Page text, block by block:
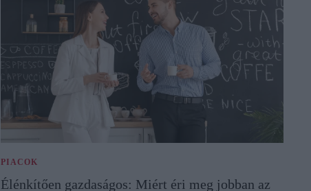
PIACOK
Élénkítően gazdaságos: Miért éri meg jobban az